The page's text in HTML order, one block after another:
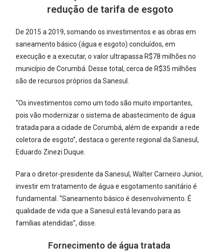
redução de tarifa de esgoto
De 2015 a 2019, somando os investimentos e as obras em
saneamento básico (água e esgoto) concluídos, em
execução e a executar, o valor ultrapassa R$78 milhões no
município de Corumbá. Desse total, cerca de R$35 milhões
são de recursos próprios da Sanesul.
“Os investimentos como um todo são muito importantes,
pois vão modernizar o sistema de abastecimento de água
tratada para a cidade de Corumbá, além de expandir a rede
coletora de esgoto”, destaca o gerente regional da Sanesul,
Eduardo Zinezi Duque.
Para o diretor-presidente da Sanesul, Walter Carneiro Junior,
investir em tratamento de água e esgotamento sanitário é
fundamental. “Saneamento básico é desenvolvimento. É
qualidade de vida que a Sanesul está levando para as
famílias atendidas”, disse.
Fornecimento de água tratada